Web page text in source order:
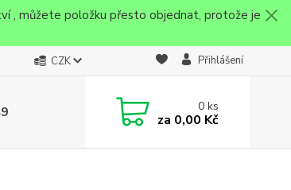
, můžete položku přesto objednat, protože je
CZK Přihlášení
0ks
za 0,00 Kč